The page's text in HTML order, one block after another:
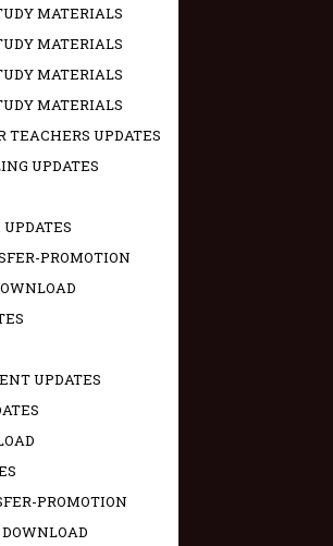
MATERIALS
MATERIALS
MATERIALS
MATERIALS
TEACHERS UPDATES
UPDATES
PROMOTION
UPDATES
PROMOTION